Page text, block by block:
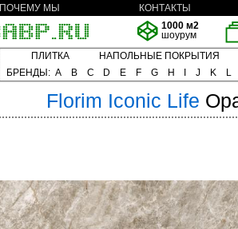
ПОЧЕМУ МЫ
КОНТАКТЫ
1000 м2
шоурум
ПЛИТКА
НАПОЛЬНЫЕ ПОКРЫТИЯ
БРЕНДЫ: A B C D E F G H J K L
Florim Iconic Life